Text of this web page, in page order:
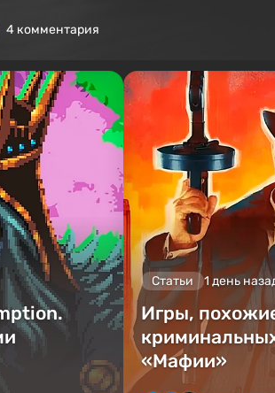
4 комментария
Статьи 1 день
Игры,
«Мафии»